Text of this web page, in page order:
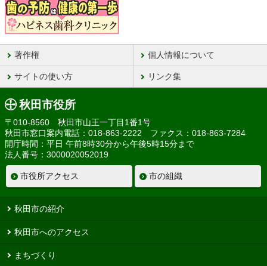
著作権 個人情報について
サイトの使い方 リンク集
秋田市役所
〒010-8560 秋田市山王一丁目1番1号
秋田市窓口案内電話：018-863-2222 ファクス：018-863-7284
開庁時間：平日 午前8時30分から午後5時15分まで
法人番号：3000020052019
市役所アクセス 市の組織
秋田市の紹介
秋田市へのアクセス
まちづくり